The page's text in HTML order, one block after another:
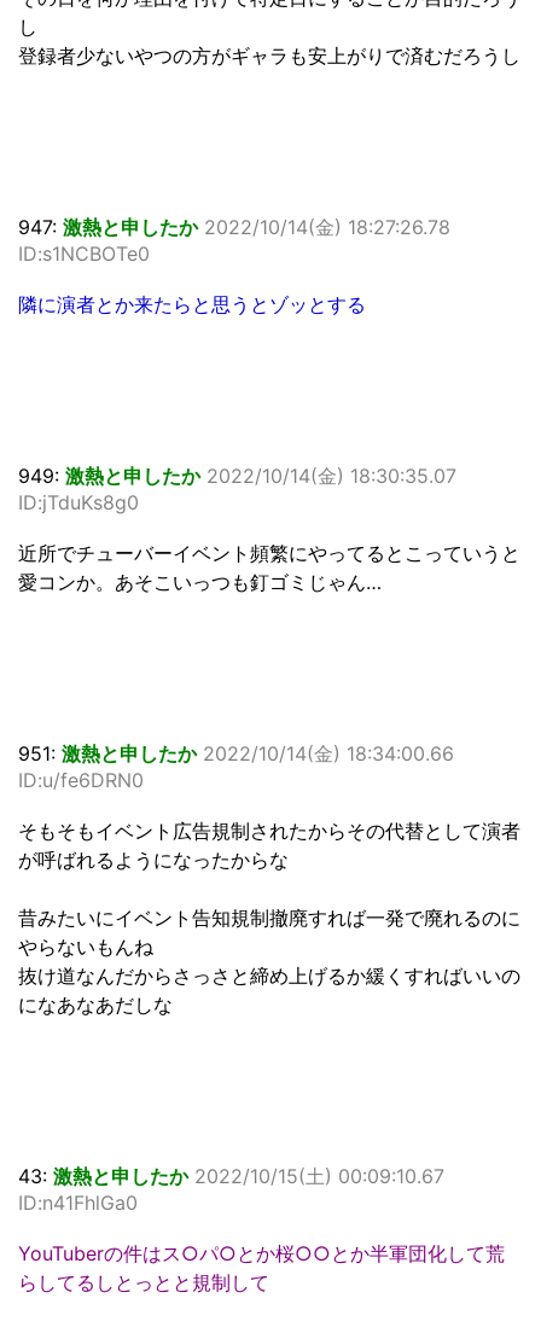
し
登録者少ないやつの方がギャラも安上がりで済むだろうし
947: 激熱と申したか 2022/10/14(金) 18:27:26.78
ID:s1NCBOTe0
隣に演者とか来たらと思うとゾッとする
949: 激熱と申したか 2022/10/14(金) 18:30:35.07
ID:jTduKs8g0
近所でチューバーイベント頻繁にやってるとこっていうと
愛コンか。あそこいっつも釘ゴミじゃん…
951: 激熱と申したか 2022/10/14(金) 18:34:00.66
ID:u/fe6DRN0
そもそもイベント広告規制されたからその代替として演者
が呼ばれるようになったからな
昔みたいにイベント告知規制撤廃すれば一発で廃れるのに
やらないもんね
抜け道なんだからさっさと締め上げるか緩くすればいいの
になあなあだしな
43: 激熱と申したか 2022/10/15(土) 00:09:10.67
ID:n41FhlGa0
YouTuberの件はス○パ○とか桜○○とか半軍団化して荒
らしてるしとっとと規制して